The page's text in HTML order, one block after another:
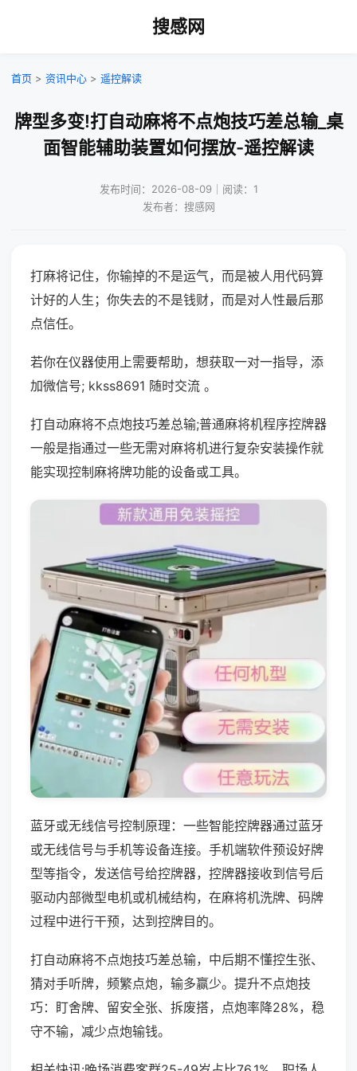
搜感网
首页 > 资讯中心 > 遥控解读
牌型多变!打自动麻将不点炮技巧差总输_桌
面智能辅助装置如何摆放-遥控解读
发布时间：2026-08-09｜阅读：1
发布者：搜感网
打麻将记住，你输掉的不是运气，而是被人用代码算
计好的人生；你失去的不是钱财，而是对人性最后那
点信任。
若你在仪器使用上需要帮助，想获取一对一指导，添
加微信号; kkss8691 随时交流 。
打自动麻将不点炮技巧差总输;普通麻将机程序控牌器
一般是指通过一些无需对麻将机进行复杂安装操作就
能实现控制麻将牌功能的设备或工具。
蓝牙或无线信号控制原理：一些智能控牌器通过蓝牙
或无线信号与手机等设备连接。手机端软件预设好牌
型等指令，发送信号给控牌器，控牌器接收到信号后
驱动内部微型电机或机械结构，在麻将机洗牌、码牌
过程中进行干预，达到控牌目的。
打自动麻将不点炮技巧差总输，中后期不懂控生张、
猜对手听牌，频繁点炮，输多赢少。提升不点炮技
巧：盯舍牌、留安全张、拆废搭，点炮率降28%，稳
守不输，减少点炮输钱。